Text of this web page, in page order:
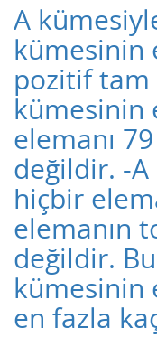
A
kümesinin
pozitif tam
kümesinin
elemanı
değildir. -
hiçbir
elemanın
değildir.
kümesinin
en fazla